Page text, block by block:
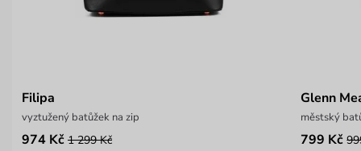
Filipa
vyztužený batůžek na zip
974 Kč 1 299 Kč
Glenn
městský
799 Kč